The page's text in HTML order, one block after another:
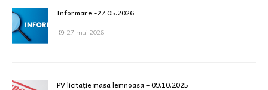
Informare -27.05.2026
27 mai 2026
PV licitație masa lemnoasa – 09.10.2025